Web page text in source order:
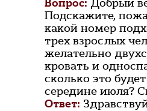
Вопрос: Добрый
Подскажите,
какой номер
трех взрослых
желательно
кровать и
сколько это
середине июля?
Ответ: